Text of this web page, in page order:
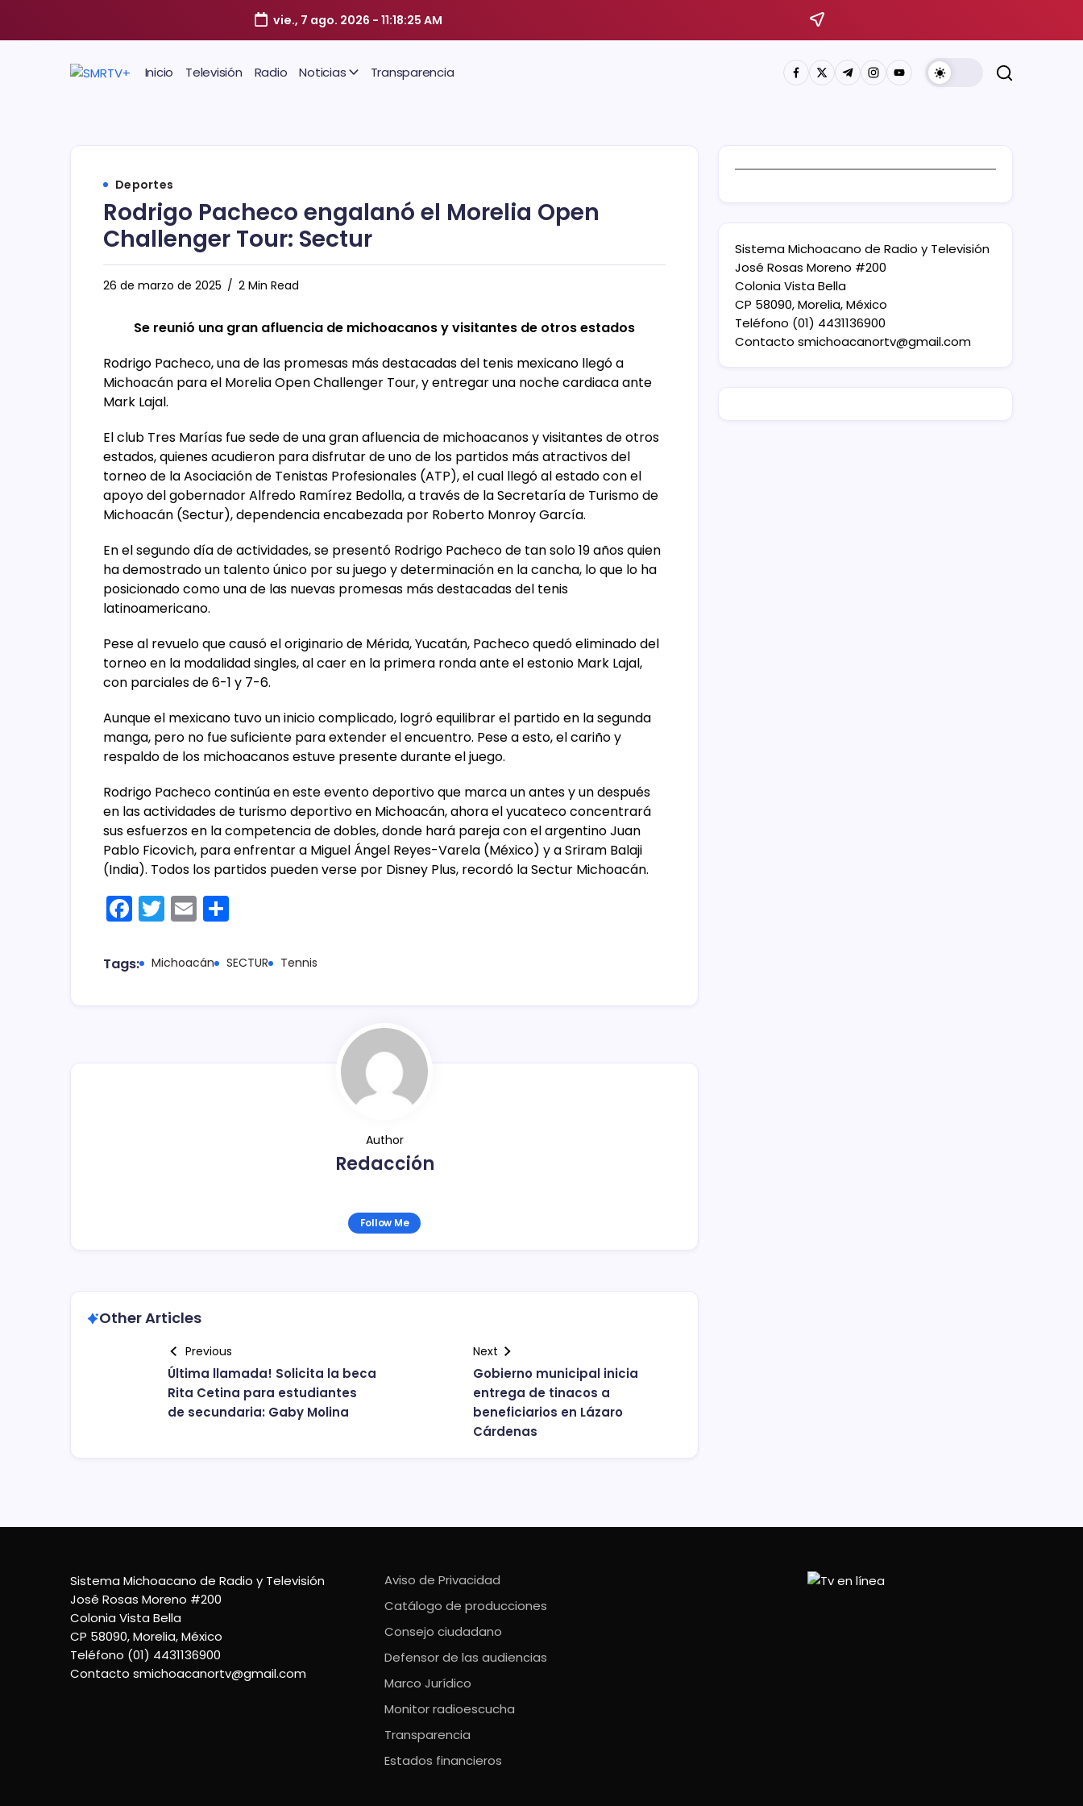
vie., 7 ago. 2026 -11:18:25 AM
Inicio Televisión Radio Noticias Transparencia
Deportes
Rodrigo Pacheco engalanó el Morelia Open
Challenger Tour: Sectur
26 de marzo de 2025 2 Min Read
Se reunió una gran afluencia de michoacanos y visitantes de otros estados
Rodrigo Pacheco, una de las promesas más destacadas del tenis mexicano llegó a
Michoacán para el Morelia Open Challenger Tour, y entregar una noche cardiaca ante
Mark Lajal.
El club Tres Marías fue sede de una gran afluencia de michoacanos y visitantes de otros
estados, quienes acudieron para disfrutar de uno de los partidos más atractivos del
torneo de la Asociación de Tenistas Profesionales (ATP), el cual llegó al estado con el
apoyo del gobernador Alfredo Ramírez Bedolla, a través de la Secretaría de Turismo de
Michoacán (Sectur), dependencia encabezada por Roberto Monroy García.
En el segundo día de actividades, se presentó Rodrigo Pacheco de tan solo 19 años quien
ha demostrado un talento único por su juego y determinación en la cancha, lo que lo ha
posicionado como una de las nuevas promesas más destacadas del tenis
latinoamericano.
Pese al revuelo que causó el originario de Mérida, Yucatán, Pacheco quedó eliminado del
torneo en la modalidad singles, al caer en la primera ronda ante el estonio Mark Lajal,
con parciales de 6-1 y 7-6.
Aunque el mexicano tuvo un inicio complicado, logró equilibrar el partido en la segunda
manga, pero no fue suficiente para extender el encuentro. Pese a esto, el cariño y
respaldo de los michoacanos estuve presente durante el juego.
Rodrigo Pacheco continúa en este evento deportivo que marca un antes y un después
en las actividades de turismo deportivo en Michoacán, ahora el yucateco concentrará
sus esfuerzos en la competencia de dobles, donde hará pareja con el argentino Juan
Pablo Ficovich, para enfrentar a Miguel Ángel Reyes-Varela (México) y a Sriram Balaji
(India). Todos los partidos pueden verse por Disney Plus, recordó la Sectur Michoacán.
F
a
c
T
w
itt
E
m
ai m
Tags: Michoacán SECTUR Tennis
Author
Redacción
Follow Me
Other Articles
Previous
Última llamada! Solicita la beca
Rita Cetina para estudiantes
de secundaria: Gaby Molina
Next
Gobierno municipal inicia
entrega de tinacos a
beneficiarios en Lázaro
Cárdenas
Sistema Michoacano de Radio y Televisión
José Rosas Moreno #200
Colonia Vista Bella
CP 58090, Morelia, México
Teléfono (01) 4431136900
Contacto smichoacanortv@gmail.com
Sistema Michoacano de Radio y Televisión
José Rosas Moreno #200
Colonia Vista Bella
CP 58090, Morelia, México
Teléfono (01) 4431136900
Contacto smichoacanortv@gmail.com
Aviso de Privacidad
Catálogo de producciones
Consejo ciudadano
Defensor de las audiencias
Marco Jurídico
Monitor radioescucha
Transparencia
Estados financieros